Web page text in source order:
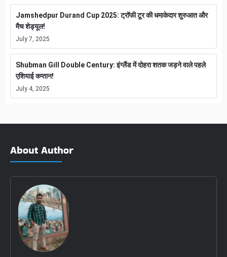
Jamshedpur Durand Cup 2025: ट्रॉफी टूर की धमाकेदार शुरुआत और
मैच शेड्यूल!
July 7, 2025
Shubman Gill Double Century: इंग्लैंड में दोहरा शतक जड़ने वाले पहले
एशियाई कप्तान!
July 4, 2025
About Author